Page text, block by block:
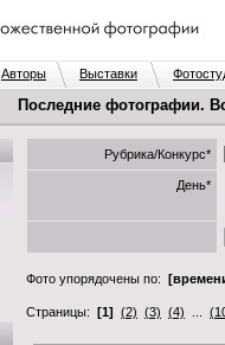
Авторы Выставки
Последние фотографии.
Рубрика/Конкурс*
День*
Фото упорядочены по:
Страницы: [1] (2) (3) (4)